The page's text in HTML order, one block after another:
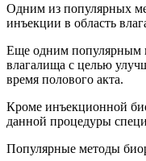
Одним из популярных
инъекции в область
Еще одним популярным
влагалища с целью
время полового акта.
Кроме инъекционной
данной процедуры
Популярные методы